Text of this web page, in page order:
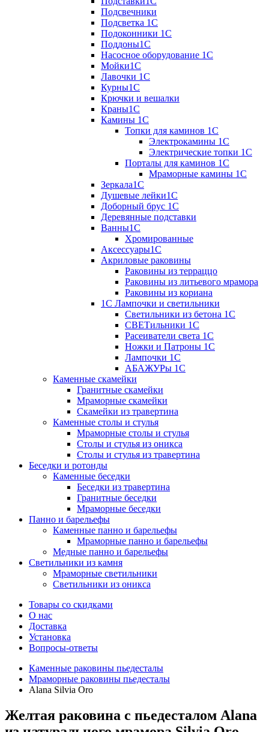
Подсвечники
Подсветка 1С
Подоконники 1С
Поддоны1С
Насосное оборудование 1С
Мойки1С
Лавочки 1С
Курны1С
Крючки и вешалки
Краны1С
Камины 1C
Топки для каминов 1C
Электрокамины 1С
Электрические топки 1C
Порталы для каминов 1С
Мраморные камины 1C
Зеркала1С
Душевые лейки1С
Доборный брус 1С
Деревянные подставки
Ванны1С
Хромированные
Аксессуары1С
Акриловые раковины
Раковины из терраццо
Раковины из литьевого мрамора
Раковины из кориана
1С Лампочки и светильники
Светильники из бетона 1С
СВЕТильники 1С
Расеиватели света 1С
Ножки и Патроны 1С
Лампочки 1С
АБАЖУРы 1С
Каменные скамейки
Гранитные скамейки
Мраморные скамейки
Скамейки из травертина
Каменные столы и стулья
Мраморные столы и стулья
Столы и стулья из оникса
Столы и стулья из травертина
Беседки и ротонды
Каменные беседки
Беседки из травертина
Гранитные беседки
Мраморные беседки
Панно и барельефы
Каменные панно и барельефы
Мраморные панно и барельефы
Медные панно и барельефы
Светильники из камня
Мраморные светильники
Светильники из оникса
Товары со скидками
О нас
Доставка
Установка
Вопросы-ответы
Каменные раковины пьедесталы
Мраморные раковины пьедесталы
Alana Silvia Oro
Желтая раковина с пьедесталом Alana